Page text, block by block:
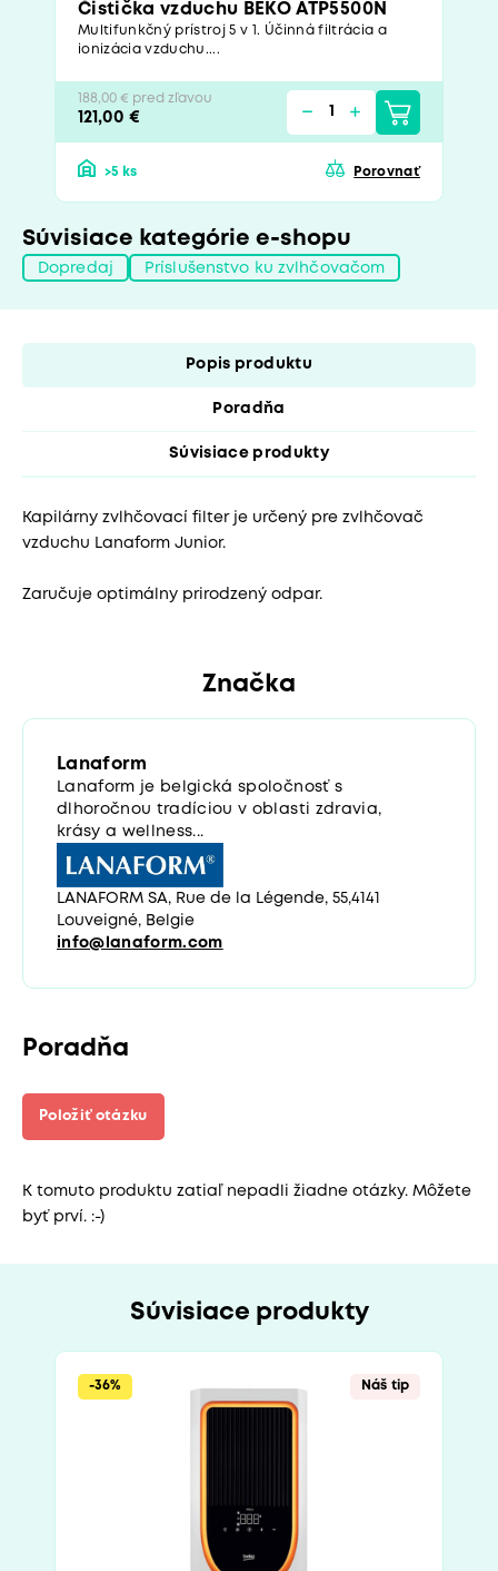
Čistička vzduchu BEKO ATP5500N
Multifunkčný prístroj 5 v 1. Účinná filtrácia a
ionizácia vzduchu....
188,00 € pred zľavou
121,00 €
>5 ks Porovnať
Súvisiace kategórie e-shopu
Dopredaj Príslušenstvo ku zvlhčovačom
Popis produktu
Poradňa
Súvisiace produkty
Kapilárny zvlhčovací filter je určený pre zvlhčovač
vzduchu Lanaform Junior.
Zaručuje optimálny prirodzený odpar.
Značka
Lanaform
Lanaform je belgická spoločnosť s
dlhoročnou tradíciou v oblasti zdravia,
krásy a wellness...
LANAFORM SA, Rue de la Légende, 55,4141
Louveigné, Belgie
info@lanaform.com
Poradňa
Položiť otázku
K tomuto produktu zatiaľ nepadli žiadne otázky. Môžete
byť prví. :-)
Súvisiace produkty
-36% Náš tip